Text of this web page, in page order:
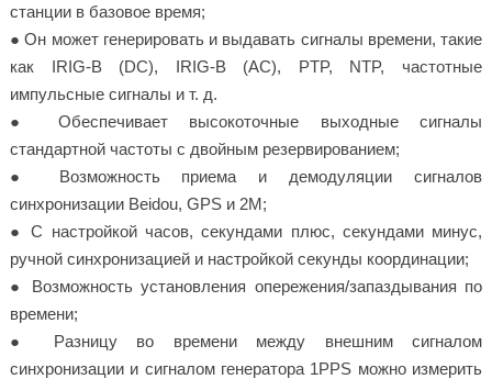
станции в базовое время;
● Он может генерировать и выдавать сигналы времени, такие
как IRIG-B (DC), IRIG-B (AC), PTP, NTP, частотные
импульсные сигналы и т. д.
● Обеспечивает высокоточные выходные сигналы
стандартной частоты с двойным резервированием;
● Возможность приема и демодуляции сигналов
синхронизации Beidou, GPS и 2M;
● С настройкой часов, секундами плюс, секундами минус,
ручной синхронизацией и настройкой секунды координации;
● Возможность установления опережения/запаздывания по
времени;
● Разницу во времени между внешним сигналом
синхронизации и сигналом генератора 1PPS можно измерить